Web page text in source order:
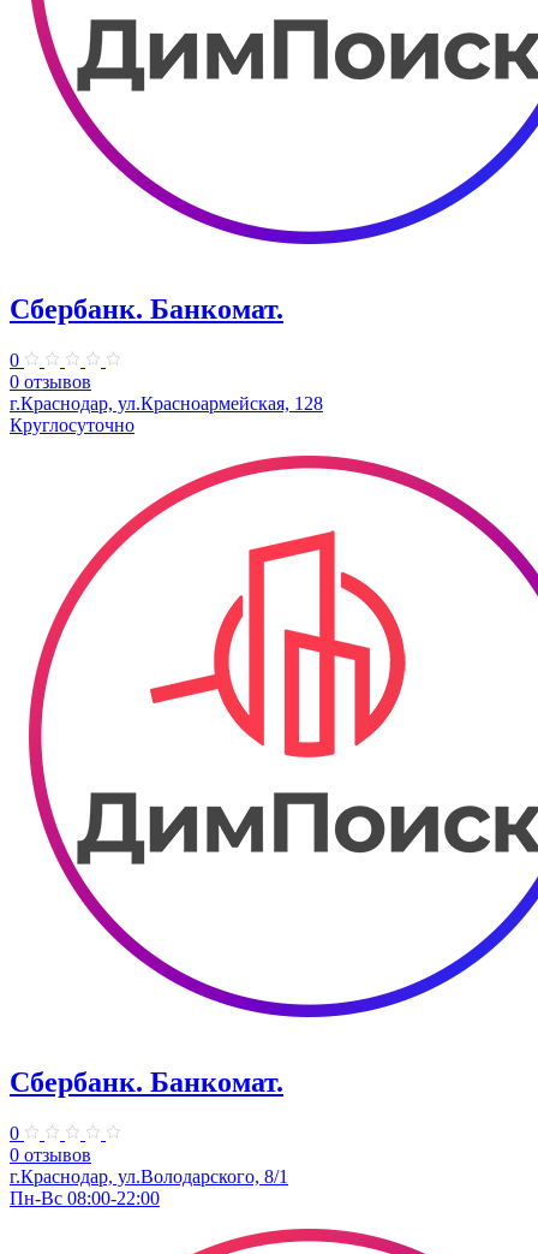
Сбербанк. Банкомат.
0
0 отзывов
г.Краснодар, ул.​Красноармейская, 128
Круглосуточно
Сбербанк. Банкомат.
0
0 отзывов
​г.Краснодар, ул.​Володарского, 8/1
Пн-Вс 08:00-22:00